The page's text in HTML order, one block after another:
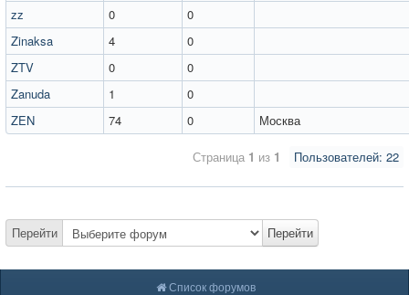
zz
0
0
Zinaksa
4
0
ZTV
0
0
Zanuda
1
0
ZEN
74 0 Москва
Пользователей: 22
Страница 1 из 1
Перейти Перейти
Список форумов